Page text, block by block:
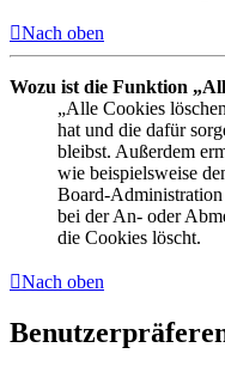
Nach oben
Wozu ist die Funktion
„Alle Cookies
hat und die dafür
bleibst. Außerdem
wie beispielsweise
Board-
bei der An- oder
die Cookies löscht.
Nach oben